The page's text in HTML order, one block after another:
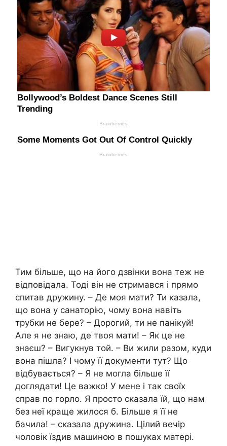
Тим більше, що на його дзвінки вона теж не
відповідала. Тоді він не стримався і прямо
спитав дружину. – Де моя мати? Ти казала,
що вона у санаторію, чому вона навіть
трубки не бере? – Дорогий, ти не панікуй!
Але я не знаю, де твоя мати! – Як це не
знаєш? – Вигукнув той. – Ви жили разом, куди
вона пішла? І чому її документи тут? Що
відбувається? – Я не могла більше її
доглядати! Це важко! У мене і так своїх
справ по горло. Я просто сказала їй, що нам
без неї краще жилося б. Більше я її не
бачила! – сказала дружина. Цілий вечір
чоловік їздив машиною в пошуках матері.